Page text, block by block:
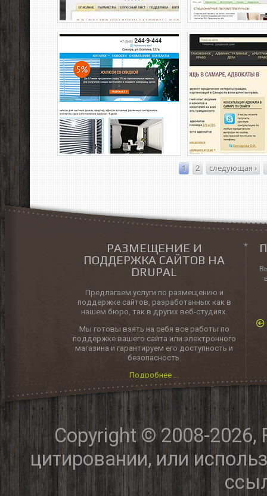
1 2 следующая ›
РАЗМЕЩЕНИЕ И
ПОДДЕРЖКА САЙТОВ НА
DRUPAL
Предлагаем услуги по размещению и
поддержке сайтов, разработанных как в
нашем бюро, так в других веб-студиях.
Мы готовы взять на себя все работы по
поддержке вашего сайта или электронного
магазина и гарантируем его доступность и
безопасность.
Подробнее ...
Copyright © 2008-
цитировании, или